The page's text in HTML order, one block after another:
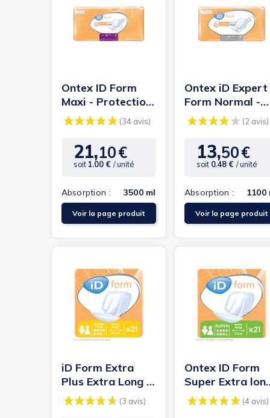
Ontex ID Form
Maxi - Protection
urinaire
anatomique
Prix
21,10€
soit 1.00 € / unité
Absorption : 3500 ml
Voir la page produit
Ontex iD Expert
Form Normal -
Protection
urinaire
anatomique
Prix
13,50€
soit 0.48 € / unité
Absorption : 1100
Voir la page produit
iD Form Extra
Plus Extra Long -
Protection
anatomique
Ontex ID Form
Super Extra
- Protection
urinaire...